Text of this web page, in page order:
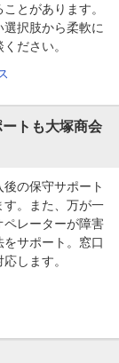
とがあります。
択肢から柔軟に
ださい。
トも大塚商会
の保守サポート
す。また、万が一
ペレーターが障害
サポート。窓口
します。